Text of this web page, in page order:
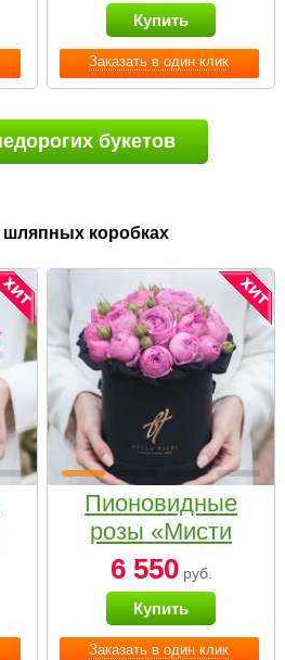
Заказать в один клик
Купить
букетов
шляпных коробках
Заказать в один клик
Пионовидные
розы «Мисти
бабблс» в
черной коробке
Small
6 550руб.
Купить